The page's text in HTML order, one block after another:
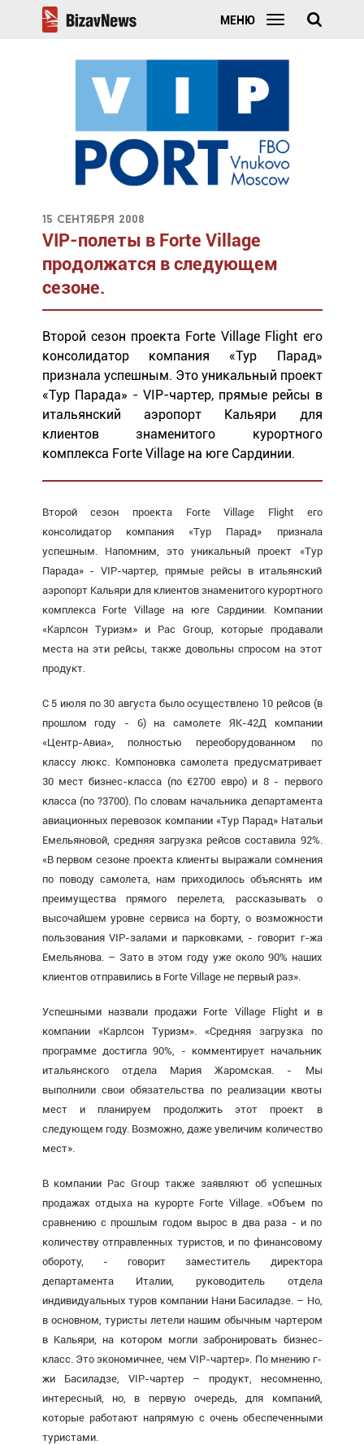
МЕНЮ
15 сентября 2008
VIP-полеты в Forte Village
продолжатся в следующем
сезоне.
Второй сезон проекта Forte Village Flight его
консолидатор компания «Тур Парад»
признала успешным. Это уникальный проект
«Тур Парада» - VIP-чартер, прямые рейсы в
итальянский аэропорт Кальяри для
клиентов знаменитого курортного
комплекса Forte Village на юге Сардинии.
Второй сезон проекта Forte Village Flight его
консолидатор компания «Тур Парад» признала
успешным. Напомним, это уникальный проект «Тур
Парада» - VIP-чартер, прямые рейсы в итальянский
аэропорт Кальяри для клиентов знаменитого курортного
комплекса Forte Village на юге Сардинии. Компании
«Карлсон Туризм» и Pac Group, которые продавали
места на эти рейсы, также довольны спросом на этот
продукт.
С 5 июля по 30 августа было осуществлено 10 рейсов (в
прошлом году - 6) на самолете ЯК-42Д компании
«Центр-Авиа», полностью переоборудованном
по
классу люкс. Компоновка самолета предусматривает
30 мест бизнес-класса (по €2700 евро) и 8 - первого
класса (по ?3700). По словам начальника департамента
авиационных перевозок компании «Тур Парад» Натальи
Емельяновой, средняя загрузка рейсов составила 92%.
«В первом сезоне проекта клиенты выражали сомнения
по поводу самолета, нам приходилось объяснять им
преимущества прямого перелета, рассказывать о
высочайшем уровне сервиса на борту, о возможности
пользования VIP-залами и парковками, - говорит г-жа
Емельянова. – Зато в этом году уже около 90% наших
клиентов отправились в Forte Village не первый раз».
Успешными назвали продажи Forte Village Flight и в
компании «Карлсон Туризм». «Средняя загрузка по
программе достигла 90%, - комментирует начальник
итальянского отдела Мария Жаромская. - Мы
выполнили свои обязательства по реализации квоты
мест и планируем продолжить этот проект в
следующем году. Возможно, даже увеличим количество
мест».
В компании Pac Group также заявляют об успешных
продажах отдыха на курорте Forte Village. «Объем по
сравнению с прошлым годом вырос в два раза - и по
количеству отправленных туристов, и по финансовому
обороту, - говорит заместитель директора
департамента Италии, руководитель отдела
индивидуальных туров компании Нани Басиладзе. – Но,
в основном, туристы летели нашим обычным чартером
в Кальяри, на котором могли забронировать бизнес-
класс. Это экономичнее, чем VIP-чартер». По мнению г-
жи Басиладзе, VIP-чартер – продукт, несомненно,
интересный, но, в первую очередь, для компаний,
которые работают напрямую с очень обеспеченными
туристами.